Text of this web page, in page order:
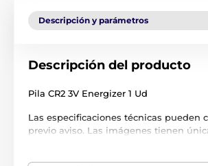
Descripción y parámetros
Descripción del producto
Pila CR2 3V Energizer 1 Ud
Las especificaciones técnicas pueden
previo aviso. Las imágenes tienen